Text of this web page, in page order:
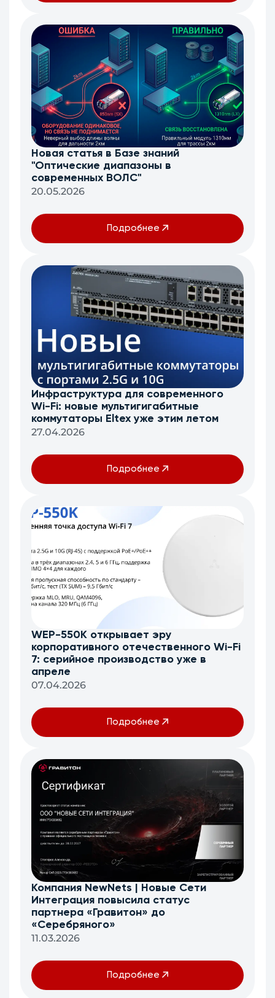
Новая статья в Базе знаний
"Оптические диапазоны в
современных ВОЛС"
20.05.2026
Подробнее
Инфраструктура для современного
Wi-Fi: новые мультигигабитные
коммутаторы Eltex уже этим летом
27.04.2026
Подробнее
WEP-550K открывает эру
корпоративного отечественного Wi-Fi
7: серийное производство уже в
апреле
07.04.2026
Подробнее
Компания NewNets | Новые Сети
Интеграция повысила статус
партнера «Гравитон» до
«Серебряного»
11.03.2026
Подробнее